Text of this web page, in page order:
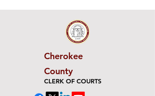
Cherokee
County
CLERK OF COURTS